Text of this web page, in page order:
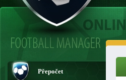
Přepočet